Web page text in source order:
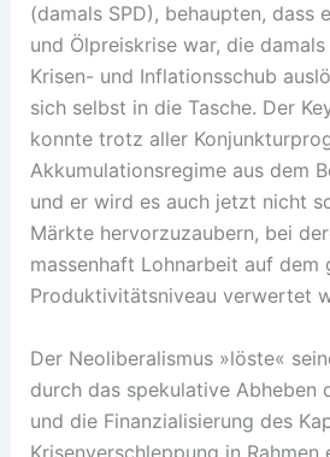
(damals SPD), behaupten, dass
und Ölpreiskrise war, die
Krisen- und Inflationsschub
sich selbst in die Tasche. Der
konnte trotz aller
Akkumulationsregime aus dem
und er wird es auch jetzt nicht
Märkte hervorzuzaubern, bei
massenhaft Lohnarbeit auf dem
Produktivitätsniveau verwertet
Der Neoliberalismus »löste«
durch das spekulative Abheben
und die Finanzialisierung des
Krisenverschleppung in Rahmen